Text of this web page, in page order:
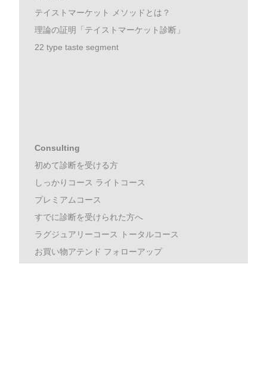
テイストマーケット メソッドとは？
理論の証明「テイストマーケット診断」
22 type taste segment
Consulting
初めて診断を受ける方
しっかりコース ライトコース
プレミアムコース
すでに診断を受けられた方へ
ラグジュアリーコース トータルコース
お買い物アテンド フォローアップ